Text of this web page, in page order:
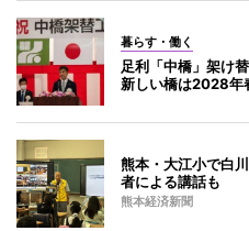
暮らす・働く
足利「中橋」架け
新しい橋は2028年
熊本・大江小で白
者による講話も
熊本経済新聞